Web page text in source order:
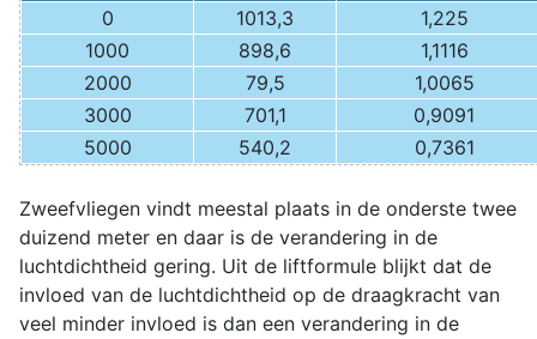
0
1013,3
1,225
1000
898,6
1,1116
2000
79,5
1,0065
3000
701,1
0,9091
5000
540,2 0,7361
Zweefvliegen vindt meestal plaats in de onderste twee
duizend meter en daar is de verandering in de
luchtdichtheid gering. Uit de liftformule blijkt dat de
invloed van de luchtdichtheid op de draagkracht van
veel minder invloed is dan een verandering in de